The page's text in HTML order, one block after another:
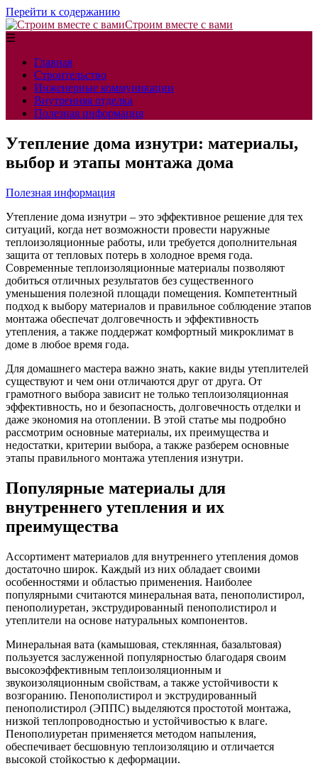
Перейти к содержанию
Строим вместе с вами
☰
Главная
Строительство
Инженерные коммуникации
Внутренняя отделка
Полезная информация
Утепление дома изнутри: материалы,
выбор и этапы монтажа дома
Полезная информация
Утепление дома изнутри – это эффективное решение для тех
ситуаций, когда нет возможности провести наружные
теплоизоляционные работы, или требуется дополнительная
защита от тепловых потерь в холодное время года.
Современные теплоизоляционные материалы позволяют
добиться отличных результатов без существенного
уменьшения полезной площади помещения. Компетентный
подход к выбору материалов и правильное соблюдение этапов
монтажа обеспечат долговечность и эффективность
утепления, а также поддержат комфортный микроклимат в
доме в любое время года.
Для домашнего мастера важно знать, какие виды утеплителей
существуют и чем они отличаются друг от друга. От
грамотного выбора зависит не только теплоизоляционная
эффективность, но и безопасность, долговечность отделки и
даже экономия на отоплении. В этой статье мы подробно
рассмотрим основные материалы, их преимущества и
недостатки, критерии выбора, а также разберем основные
этапы правильного монтажа утепления изнутри.
Популярные материалы для
внутреннего утепления и их
преимущества
Ассортимент материалов для внутреннего утепления домов
достаточно широк. Каждый из них обладает своими
особенностями и областью применения. Наиболее
популярными считаются минеральная вата, пенополистирол,
пенополиуретан, экструдированный пенополистирол и
утеплители на основе натуральных компонентов.
Минеральная вата (камышовая, стеклянная, базальтовая)
пользуется заслуженной популярностью благодаря своим
высокоэффективным теплоизоляционным и
звукоизоляционным свойствам, а также устойчивости к
возгоранию. Пенополистирол и экструдированный
пенополистирол (ЭППС) выделяются простотой монтажа,
низкой теплопроводностью и устойчивостью к влаге.
Пенополиуретан применяется методом напыления,
обеспечивает бесшовную теплоизоляцию и отличается
высокой стойкостью к деформации.